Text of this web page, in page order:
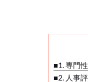
■1. 専門
■2. 人事